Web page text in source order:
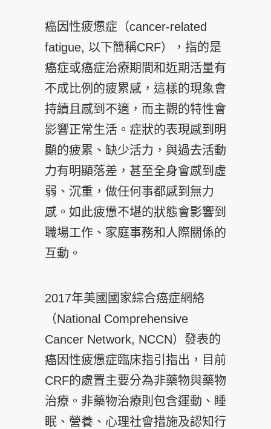
癌因性疲憊症（cancer-related
fatigue, 以下簡稱CRF），指的是
癌症或癌症治療期間和近期活量有
不成比例的疲累感，這樣的現象會
持續且感到不適，而主觀的特性會
影響正常生活。症狀的表現感到明
顯的疲累、缺少活力，與過去活動
力有明顯落差，甚至全身會感到虛
弱、沉重，做任何事都感到無力
感。如此疲憊不堪的狀態會影響到
職場工作、家庭事務和人際關係的
互動。
2017年美國國家綜合癌症網絡
（National Comprehensive
Cancer Network, NCCN）發表的
癌因性疲憊症臨床指引指出，目前
CRF的處置主要分為非藥物與藥物
治療。非藥物治療則包含運動、睡
眠、營養、心理社會措施及認知行